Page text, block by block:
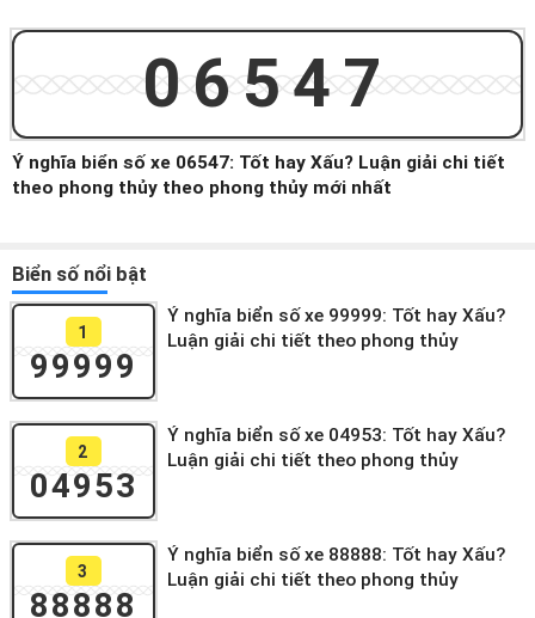
06547
Ý nghĩa biển số xe 06547: Tốt hay Xấu? Luận giải chi tiết
theo phong thủy theo phong thủy mới nhất
Biển số nổi bật
1
99999
Ý nghĩa biển số xe 99999: Tốt hay Xấu?
Luận giải chi tiết theo phong thủy
2
04953
Ý nghĩa biển số xe 04953: Tốt hay Xấu?
Luận giải chi tiết theo phong thủy
3
88888
Ý nghĩa biển số xe 88888: Tốt hay Xấu?
Luận giải chi tiết theo phong thủy